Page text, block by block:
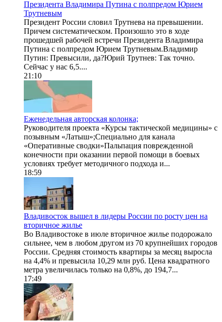
Президента Владимира Путина с полпредом Юрием
Трутневым
Президент России словил Трутнева на превышении.
Причем систематическом. Произошло это в ходе
прошедшей рабочей встречи Президента Владимира
Путина с полпредом Юрием Трутневым.Владимир
Путин: Превысили, да?Юрий Трутнев: Так точно.
Сейчас у нас 6,5....
21:10
Еженедельная авторская колонка;
Руководителя проекта «Курсы тактической медицины» с
позывным «Латыш»;Специально для канала
«Оперативные сводки»Пальпация поврежденной
конечности при оказании первой помощи в боевых
условиях требует методичного подхода и...
18:59
Владивосток вышел в лидеры России по росту цен на
вторичное жилье
Во Владивостоке в июле вторичное жилье подорожало
сильнее, чем в любом другом из 70 крупнейших городов
России. Средняя стоимость квартиры за месяц выросла
на 4,4% и превысила 10,29 млн руб. Цена квадратного
метра увеличилась только на 0,8%, до 194,7...
17:49